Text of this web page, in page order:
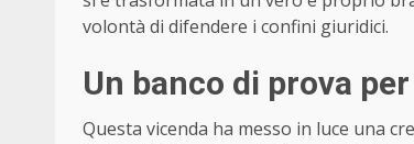
volontà di difendere i confini giuridici.
Un banco di prova
Questa vicenda ha messo in luce una